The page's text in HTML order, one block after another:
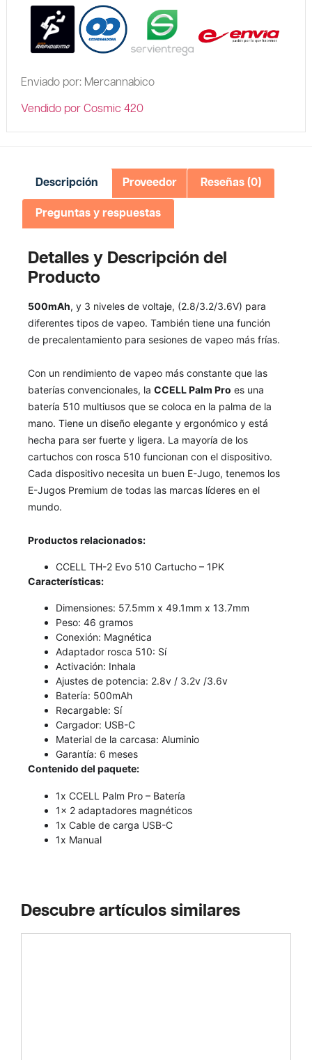
Enviado por: Mercannabico
Vendido por Cosmic 420
Descripción Proveedor Reseñas (0)
Preguntas y respuestas
Detalles y Descripción del
Producto
500mAh, y 3 niveles de voltaje, (2.8/3.2/3.6V) para
diferentes tipos de vapeo. También tiene una función
de precalentamiento para sesiones de vapeo más frías.
Con un rendimiento de vapeo más constante que las
baterías convencionales, la CCELL Palm Pro es una
batería 510 multiusos que se coloca en la palma de la
mano. Tiene un diseño elegante y ergonómico y está
hecha para ser fuerte y ligera. La mayoría de los
cartuchos con rosca 510 funcionan con el dispositivo.
Cada dispositivo necesita un buen E-Jugo, tenemos los
E-Jugos Premium de todas las marcas líderes en el
mundo.
Productos relacionados:
CCELL TH-2 Evo 510 Cartucho – 1PK
Características:
Dimensiones: 57.5mm x 49.1mm x 13.7mm
Peso: 46 gramos
Conexión: Magnética
Adaptador rosca 510: Sí
Activación: Inhala
Ajustes de potencia: 2.8v / 3.2v /3.6v
Batería: 500mAh
Recargable: Sí
Cargador: USB-C
Material de la carcasa: Aluminio
Garantía: 6 meses
Contenido del paquete:
1x CCELL Palm Pro – Batería
1x 2 adaptadores magnéticos
1x Cable de carga USB-C
1x Manual
Descubre artículos similares